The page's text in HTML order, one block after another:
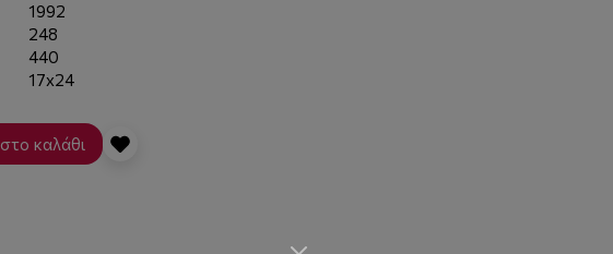
1992
248
440
17x24
καλάθι